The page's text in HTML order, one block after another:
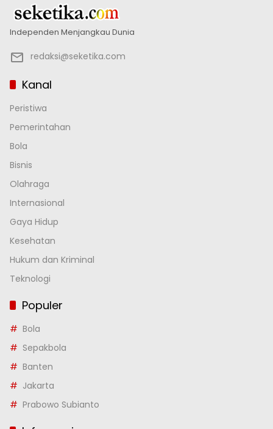
Independen Menjangkau Dunia
redaksi@seketika.com
Kanal
Peristiwa
Pemerintahan
Bola
Bisnis
Olahraga
Internasional
Gaya Hidup
Kesehatan
Hukum dan Kriminal
Teknologi
Populer
Bola
Sepakbola
Banten
Jakarta
Prabowo Subianto